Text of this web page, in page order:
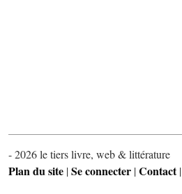
- 2026 le tiers livre, web & littérature
Plan du site |Se connecter |Contact|